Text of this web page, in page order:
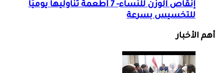
إنقاص الوزن للنساء- 7 أطعمة تناوليها يوميًا
للتخسيس بسرعة
أهم الأخبار